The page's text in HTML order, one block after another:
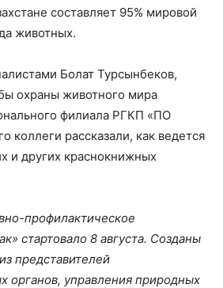
составляет 95% мировой
животных.
Болат Турсынбеков,
охраны животного мира
филиала РГКП «ПО
коллеги рассказали, как ведется
и других краснокнижных
профилактическое
стартовало 8 августа. Созданы
представителей
органов, управления природных